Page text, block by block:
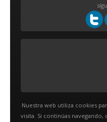
Nuestra web utiliza cookies
visita. Si continúas navegando,